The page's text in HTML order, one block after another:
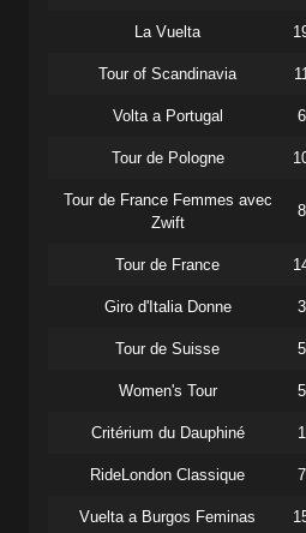
La Vuelta
Tour of Scandinavia
Volta a Portugal
Tour de Pologne
Tour de France Femmes avec
Zwift
Tour de France
Giro d'Italia Donne
Tour de Suisse
Women's Tour
Critérium du Dauphiné
RideLondon Classique
Vuelta a Burgos Feminas